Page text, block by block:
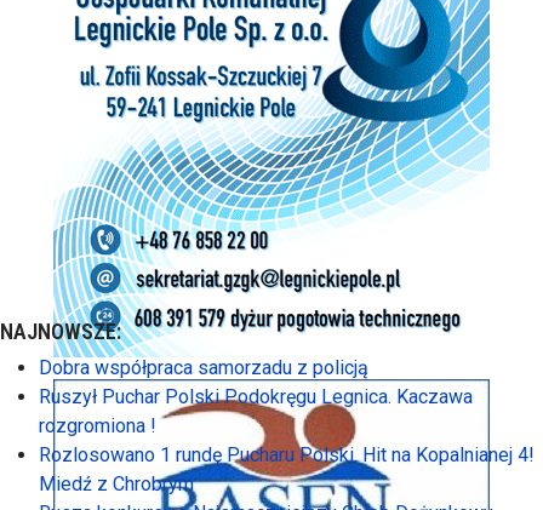
NAJNOWSZE:
Dobra współpraca samorzadu z policją
Ruszył Puchar Polski Podokręgu Legnica. Kaczawa
rozgromiona !
Rozlosowano 1 rundę Pucharu Polski. Hit na Kopalnianej 4!
Miedź z Chrobrym